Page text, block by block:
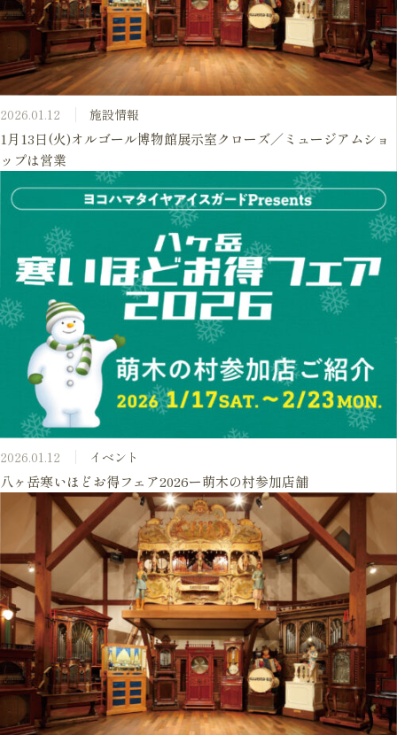
2026.01.12 施設情報
1月13日(火)オルゴール博物館展示室クローズ／ミュージアムショ
ップは営業
2026.01.12 イベント
八ヶ岳寒いほどお得フェア2026ー萌木の村参加店舗